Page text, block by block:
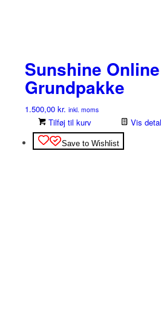
Sunshine Online
Grundpakke
1.500,00 kr. inkl. moms
Tilføj til kurv Vis
Save to Wishlist